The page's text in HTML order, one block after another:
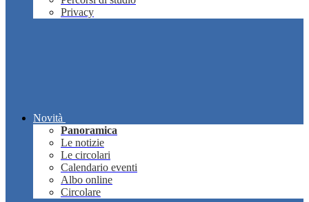
Privacy
Novità
Panoramica
Le notizie
Le circolari
Calendario eventi
Albo online
Circolare